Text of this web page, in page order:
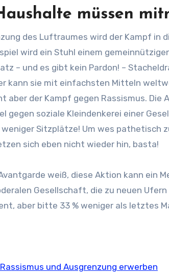
müssen
des Luftraumes wird der Kampf
wird ein Stuhl einem
– und es gibt kein Pardon! –
kann sie mit einfachsten Mitteln
aber der Kampf gegen Rassismus. Die
gegen soziale Kleindenkerei einer
weniger Sitzplätze! Um wes pathetisch
sich eben nicht wieder hin, basta!
weiß, diese Aktion kann ein
Gesellschaft, die zu neuen
aber bitte 33 % weniger als letztes
und Ausgrenzung erwerben